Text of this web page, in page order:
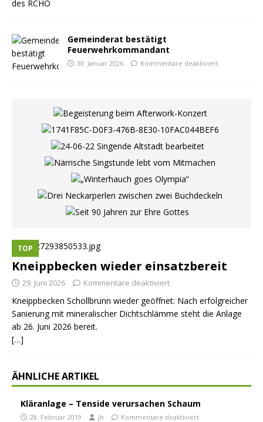
Gemeinderat bestätigt
Feuerwehrkommandant
30. Januar 2026 Kommentare deaktiviert
TOP
Kneippbecken wieder einsatzbereit
29. Juni 2026 Kommentare deaktiviert
Kneippbecken Schollbrunn wieder geöffnet: Nach erfolgreicher
Sanierung mit mineralischer Dichtschlämme steht die Anlage
ab 26. Juni 2026 bereit.
[…]
ÄHNLICHE ARTIKEL
Kläranlage – Tenside verursachen Schaum
28. Februar 2019 jh Kommentare deaktiviert